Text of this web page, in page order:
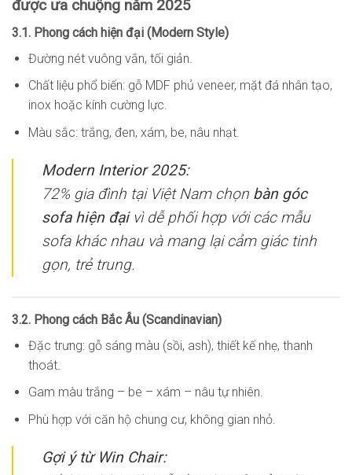
được ưa chuộng năm 2025
3.1. Phong cách hiện đại (Modern Style)
Đường nét vuông vắn, tối giản.
Chất liệu phổ biến: gỗ MDF phủ veneer, mặt đá nhân tạo,
inox hoặc kính cường lực.
Màu sắc: trắng, đen, xám, be, nâu nhạt.
Modern Interior 2025:
72% gia đình tại Việt Nam chọn bàn góc
sofa hiện đạivì dễ phối hợp với các mẫu
sofa khác nhau và mang lại cảm giác tinh
gọn, trẻ trung.
3.2. Phong cách Bắc Âu (Scandinavian)
Đặc trưng: gỗ sáng màu (sồi, ash), thiết kế nhẹ, thanh
thoát.
Gam màu trắng – be – xám – nâu tự nhiên.
Phù hợp với căn hộ chung cư, không gian nhỏ.
Gợi ý từ Win Chair: